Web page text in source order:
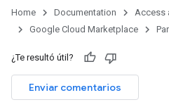
Home Documentation
Access
Google Cloud Marketplace
¿Te resultó útil?
Enviar comentarios